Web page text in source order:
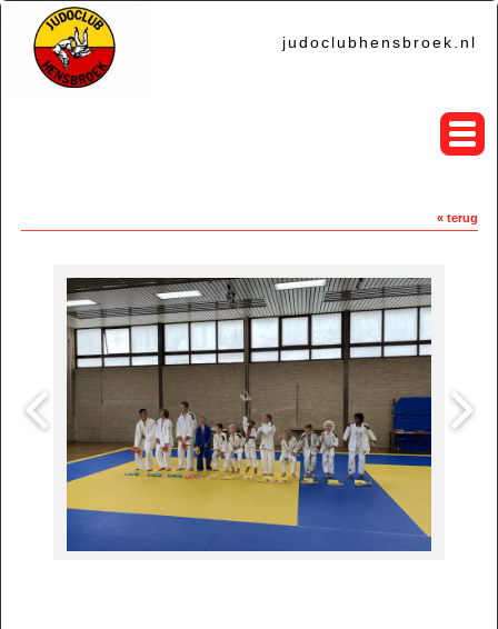
judoclubhensbroek.nl
« terug